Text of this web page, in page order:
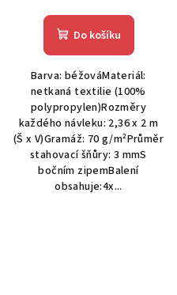
Do košíku
Barva: béžováMateriál:
netkaná textilie (100%
polypropylen)Rozměry
každého návleku: 2,36 x 2 m
(Š x V)Gramáž: 70 g/m²Průměr
stahovací šňůry: 3 mmS
bočním zipemBalení
obsahuje:4x...